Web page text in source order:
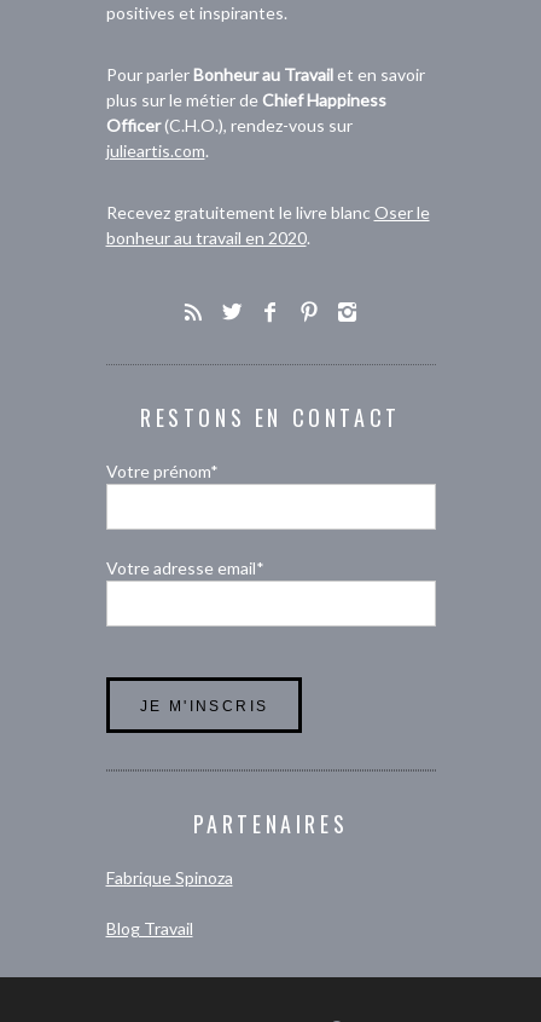
positives et inspirantes.
Pour parlerBonheur au Travailet en savoir
plus sur le métier deChief Happiness
Officer(C.H.O.), rendez-vous sur
julieartis.com.
Recevez gratuitement le livre blanc Oser le
bonheur au travail en 2020.
RESTONS EN CONTACT
Votre prénom*
Votre adresse email*
PARTENAIRES
Fabrique Spinoza
Blog Travail